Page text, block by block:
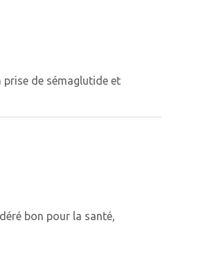
prise de sémaglutide et
bon pour la santé,